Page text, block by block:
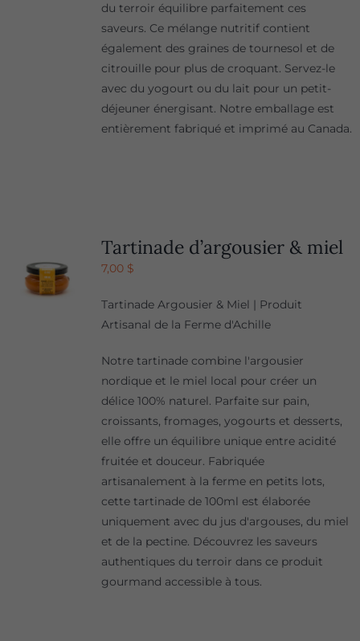
du terroir équilibre parfaitement ces
saveurs. Ce mélange nutritif contient
également des graines de tournesol et de
citrouille pour plus de croquant. Servez-le
avec du yogourt ou du lait pour un petit-
déjeuner énergisant. Notre emballage est
entièrement fabriqué et imprimé au Canada.
Tartinade d’argousier & miel
7,00 $
Tartinade Argousier & Miel | Produit
Artisanal de la Ferme d'Achille
Notre tartinade combine l'argousier
nordique et le miel local pour créer un
délice 100% naturel. Parfaite sur pain,
croissants, fromages, yogourts et desserts,
elle offre un équilibre unique entre acidité
fruitée et douceur. Fabriquée
artisanalement à la ferme en petits lots,
cette tartinade de 100ml est élaborée
uniquement avec du jus d'argouses, du miel
et de la pectine. Découvrez les saveurs
authentiques du terroir dans ce produit
gourmand accessible à tous.